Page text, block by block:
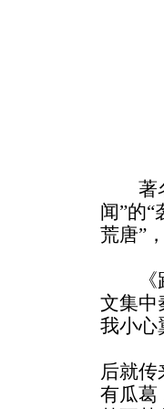
著名
闻”的
荒唐”
《跑
文集中
我小心
后就
有瓜葛